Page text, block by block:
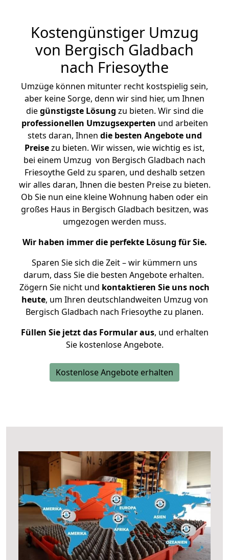
Kostengünstiger Umzug
von Bergisch Gladbach
nach Friesoythe
Umzüge können mitunter recht kostspielig sein,
aber keine Sorge, denn wir sind hier, um Ihnen
diegünstigste Lösung zu bieten. Wir sind die
professionellen Umzugsexperten und arbeiten
stets daran, Ihnen die besten Angebote und
Preisezu bieten. Wir wissen, wie wichtig es ist,
bei einem Umzug von Bergisch Gladbach nach
Friesoythe Geld zu sparen, und deshalb setzen
wir alles daran, Ihnen die besten Preise zu bieten.
Ob Sie nun eine kleine Wohnung haben oder ein
großes Haus in Bergisch Gladbach besitzen, was
umgezogen werden muss.
Wir haben immer die perfekte Lösung für Sie.
Sparen Sie sich die Zeit – wir kümmern uns
darum, dass Sie die besten Angebote erhalten.
Zögern Sie nicht und kontaktieren Sie uns noch
heute, um Ihren deutschlandweiten Umzug von
Bergisch Gladbach nach Friesoythe zu planen.
Füllen Sie jetzt das Formular aus, und erhalten
Sie kostenlose Angebote.
Kostenlose Angebote erhalten